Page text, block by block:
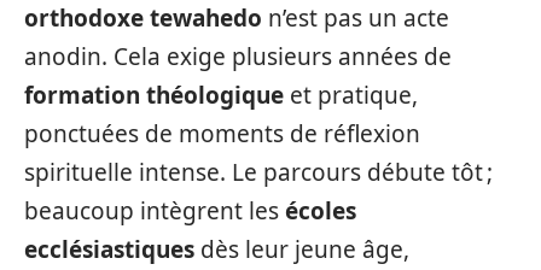
orthodoxe tewahedo n’est pas un acte
anodin. Cela exige plusieurs années de
formation théologique et pratique,
ponctuées de moments de réflexion
spirituelle intense. Le parcours débute tôt ;
beaucoup intègrent lesécoles
ecclésiastiques dès leur jeune âge,